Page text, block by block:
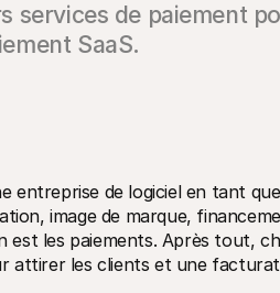
services de paiement
SaaS.
entreprise de logiciel en tant
image de marque,
est les paiements. Après tout,
attirer les clients et une